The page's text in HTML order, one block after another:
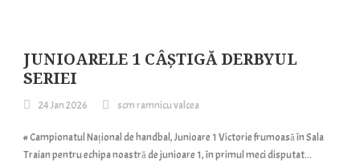
JUNIOARELE 1 CÂȘTIGĂ DERBYUL
SERIEI
24 Jan 2026 scm ramnicu valcea
# Campionatul Național de handbal, Junioare 1 Victorie frumoasă în Sala
Traian pentru echipa noastră de junioare 1, în primul meci disputat...